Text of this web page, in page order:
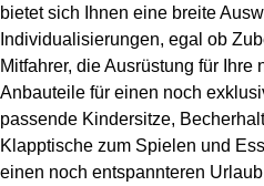
bietet sich Ihnen eine breite
Individualisierungen, egal ob
Mitfahrer, die Ausrüstung für Ihre
Anbauteile für einen noch
passende Kindersitze,
Klapptische zum Spielen und
einen noch entspannteren